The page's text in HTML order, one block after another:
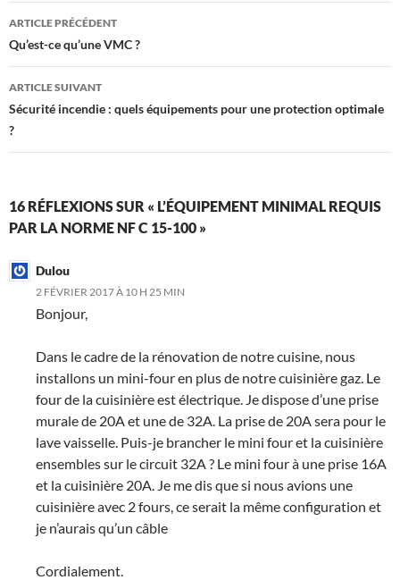
Navigation
des
articles
ARTICLE PRÉCÉDENT
Qu’est-ce qu’une VMC ?
ARTICLE SUIVANT
Sécurité incendie : quels équipements pour une protection optimale
?
16 RÉFLEXIONS SUR « L’ÉQUIPEMENT MINIMAL REQUIS
PAR LA NORME NF C 15-100 »
Dulou
2 FÉVRIER 2017 À 10 H 25 MIN
Bonjour,
Dans le cadre de la rénovation de notre cuisine, nous
installons un mini-four en plus de notre cuisinière gaz. Le
four de la cuisinière est électrique. Je dispose d’une prise
murale de 20A et une de 32A. La prise de 20A sera pour le
lave vaisselle. Puis-je brancher le mini four et la cuisinière
ensembles sur le circuit 32A ? Le mini four à une prise 16A
et la cuisinière 20A. Je me dis que si nous avions une
cuisinière avec 2 fours, ce serait la même configuration et
je n’aurais qu’un câble
Cordialement.